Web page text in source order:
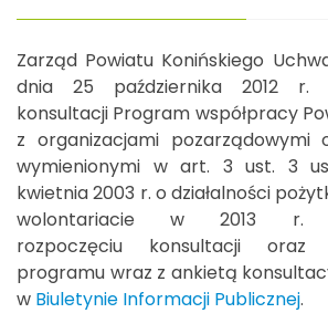
Zarząd Powiatu Konińskiego
dnia 25 października 2012 r.
konsultacji Program współpracy
z organizacjami pozarządowymi
wymienionymi w art. 3 ust. 3
kwietnia 2003 r. o działalności
wolontariacie w 2013 r.
rozpoczęciu konsultacji
programu wraz z ankietą
w Biuletynie Informacji Publicznej.